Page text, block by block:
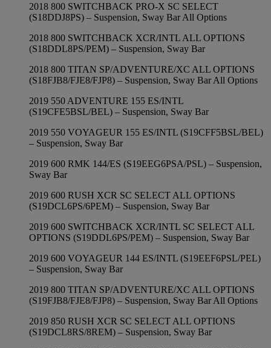
2018 800 SWITCHBACK PRO-X SC SELECT
(S18DDJ8PS) – Suspension, Sway Bar All Options
2018 800 SWITCHBACK XCR/INTL ALL OPTIONS
(S18DDL8PS/PEM) – Suspension, Sway Bar
2018 800 TITAN SP/ADVENTURE/XC ALL OPTIONS
(S18FJB8/FJE8/FJP8) – Suspension, Sway Bar All Options
2019 550 ADVENTURE 155 ES/INTL
(S19CFE5BSL/BEL) – Suspension, Sway Bar
2019 550 VOYAGEUR 155 ES/INTL (S19CFF5BSL/BEL)
– Suspension, Sway Bar
2019 600 RMK 144/ES (S19EEG6PSA/PSL) – Suspension,
Sway Bar
2019 600 RUSH XCR SC SELECT ALL OPTIONS
(S19DCL6PS/6PEM) – Suspension, Sway Bar
2019 600 SWITCHBACK XCR/INTL SC SELECT ALL
OPTIONS (S19DDL6PS/PEM) – Suspension, Sway Bar
2019 600 VOYAGEUR 144 ES/INTL (S19EEF6PSL/PEL)
– Suspension, Sway Bar
2019 800 TITAN SP/ADVENTURE/XC ALL OPTIONS
(S19FJB8/FJE8/FJP8) – Suspension, Sway Bar All Options
2019 850 RUSH XCR SC SELECT ALL OPTIONS
(S19DCL8RS/8REM) – Suspension, Sway Bar